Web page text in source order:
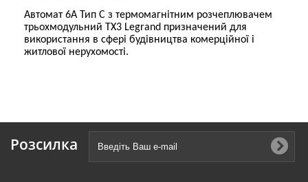
Автомат 6А Тип С з термомагнітним розчеплювачем
трьохмодульний ТХ3 Legrand призначений для
використання в сфері будівництва комерційної і
житлової нерухомості.
Розсилка